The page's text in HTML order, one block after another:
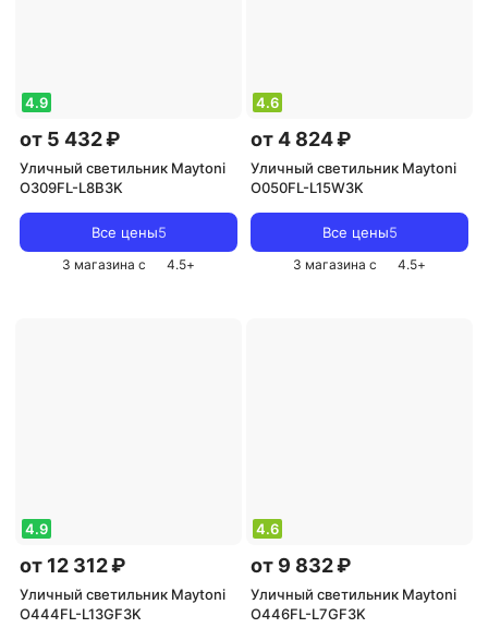
4.9
от 5 432 ₽
Уличный светильник Maytoni
O309FL-L8B3K
Все цены5
3 магазина с 4.5+
4.6
от 4 824 ₽
Уличный светильник Maytoni
O050FL-L15W3K
Все цены5
3 магазина с 4.5+
4.9
от 12 312 ₽
Уличный светильник Maytoni
O444FL-L13GF3K
4.6
от 9 832 ₽
Уличный светильник Maytoni
O446FL-L7GF3K